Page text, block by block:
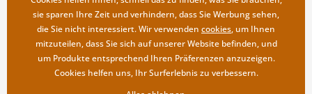
Rücksendung der Ware
sie sparen Ihre Zeit und verhindern, dass Sie Werbung sehen,
die Sie nicht interessiert. Wir verwenden cookies, um Ihnen
mitzuteilen, dass Sie sich auf unserer Website befinden, und
um Produkte entsprechend Ihren Präferenzen anzuzeigen.
Cookies helfen uns, Ihr Surferlebnis zu verbessern.